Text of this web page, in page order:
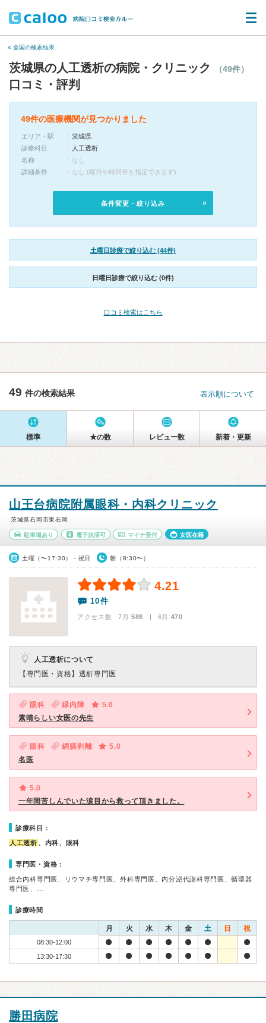
« 全国の検索結果
茨城県の人工透析の病院・クリニック （49件）
口コミ・評判
49件の医療機関が見つかりました
エリア・駅
茨城県
診療科目
人工透析
名称
なし
詳細条件
なし (曜日や時間帯を指定できます)
条件変更・絞り込み
土曜日診療で絞り込む (44件)
日曜日診療で絞り込む (0件)
口コミ検索はこちら
49 件の検索結果 表示順について
標準 ★の数 レビュー数 新着・更新
山王台病院附属眼科・内科クリニック
茨城県石岡市東石岡
駐車場あり 電子決済可 マイナ受付 女医在籍
土曜（〜17:30）・祝日 朝（8:30〜）
4.21
10件
アクセス数 7月:588 | 6月:470
人工透析について
【専門医・資格】 透析専門医
眼科 緑内障
5.0
素晴らしい女医の先生
眼科 網膜剥離
5.0
名医
5.0
一年間苦しんでいた涙目から救って頂きました。
診療科目：
人工透析 、内科、眼科
専門医・資格：
総合内科専門医、リウマチ専門医、外科専門医、内分泌代謝科専門医、循環器
専門医、…
診療時間
月 火 水 木 金 土 日 祝
08:30-12:00
13:30-17:30
勝田病院